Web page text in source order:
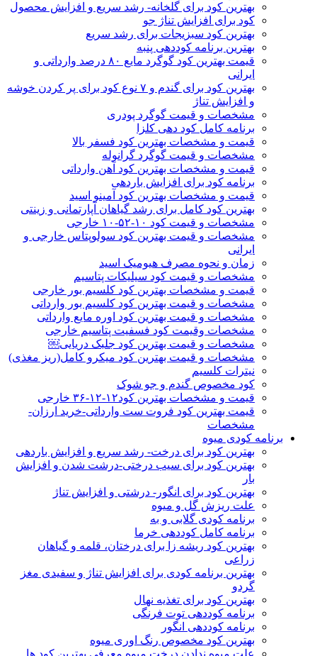
بهترین کود برای گلخانه- رشد سریع و افزایش محصول
کود برای افزایش تناژ جو
بهترین کود سبزیجات برای رشد سریع
بهترین برنامه کوددهی پنبه
قیمت بهترین کود گوگرد مایع ۸۰ درصد وارداتی و
ایرانی
بهترین کود برای گندم و ۷ نوع کود برای پر کردن خوشه
و افزایش تناژ
مشخصات و قیمت گوگرد پودری
برنامه کامل کود دهی کلزا
قیمت و مشخصات بهترین کود فسفر بالا
مشخصات و قیمت گوگرد گرانوله
قیمت و مشخصات بهترین کود آهن وارداتی
برنامه کود برای افزایش باردهی
قیمت و مشخصات بهترین کود آمینو اسید
بهترین کود کامل برای رشد گیاهان آپارتمانی و زینتی
مشخصات و قیمت کود ۱۰-۵۲-۱۰ خارجی
مشخصات و قیمت بهترین کود سولوپتاس خارجی و
ایرانی
زمان و نحوه مصرف هیومیک اسید
مشخصات و قیمت کود سیلیکات پتاسیم
قیمت و مشخصات بهترین کود کلسیم بور خارجی
مشخصات و قیمت بهترین کود کلسیم بور وارداتی
مشخصات و قیمت بهترین کود اوره مایع وارداتی
مشخصات وقیمت کود فسفیت پتاسیم خارجی
مشخصات و قیمت بهترین کود جلبک دریایی￼
مشخصات و قیمت بهترین کود میکرو کامل(ریز مغذی)
نیترات کلسیم
کود مخصوص گندم و جو شوک
قیمت و مشخصات بهترین کود۱۲-۱۲-۳۶ خارجی
قیمت بهترین کود فروت ست وارداتی-خرید ارزان-
مشخصات
برنامه کودی میوه
بهترین کود برای درخت- رشد سریع و افزایش باردهی
بهترین کود برای سیب درختی-درشت شدن و افزایش
بار
بهترین کود برای انگور- درشتی و افزایش تناژ
علت ریزش گل و میوه
برنامه کودی گلابی و به
برنامه کامل کوددهی خرما
بهترین کود ریشه زا برای درختان، قلمه و گیاهان
زراعی
بهترین برنامه کودی برای افزایش تناژ و سفیدی مغز
گردو
بهترین کود برای تغذیه نهال
برنامه کوددهی توت فرنگی
برنامه کوددهی انگور
بهترین کود مخصوص رنگ اوری میوه
علت میوه ندادن درخت میوه معرفی بهترین کود ها